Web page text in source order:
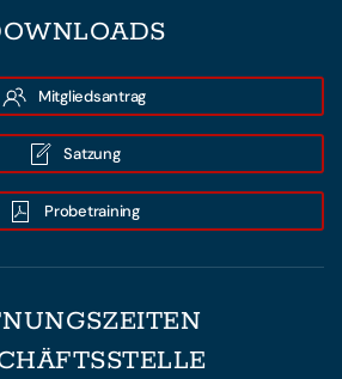
Mitgliedsantrag
Satzung
Probetraining